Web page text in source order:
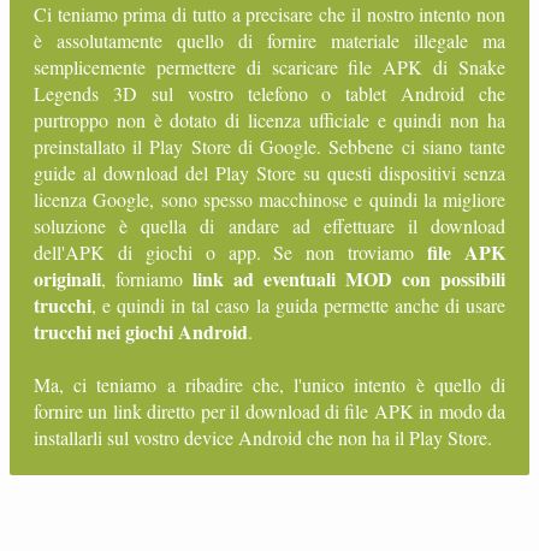
Ci teniamo prima di tutto a precisare che il nostro intento non
è assolutamente quello di fornire materiale illegale ma
semplicemente permettere di scaricare file APK di Snake
Legends 3D sul vostro telefono o tablet Android che
purtroppo non è dotato di licenza ufficiale e quindi non ha
preinstallato il Play Store di Google. Sebbene ci siano tante
guide al download del Play Store su questi dispositivi senza
licenza Google, sono spesso macchinose e quindi la migliore
soluzione è quella di andare ad effettuare il download
dell'APK di giochi o app. Se non troviamofile APK
originali, forniamo link ad eventuali MOD con possibili
trucchi, e quindi in tal caso la guida permette anche di usare
trucchi nei giochi Android.
Ma, ci teniamo a ribadire che, l'unico intento è quello di
fornire un link diretto per il download di file APK in modo da
installarli sul vostro device Android che non ha il Play Store.